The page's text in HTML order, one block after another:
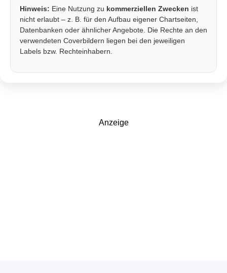
Hinweis: Eine Nutzung zu kommerziellen Zwecken ist
nicht erlaubt – z. B. für den Aufbau eigener Chartseiten,
Datenbanken oder ähnlicher Angebote. Die Rechte an den
verwendeten Coverbildern liegen bei den jeweiligen
Labels bzw. Rechteinhabern.
Anzeige